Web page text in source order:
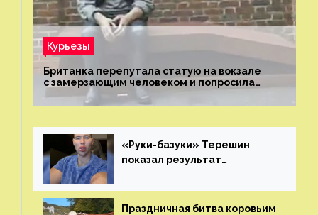
Курьезы
Британка перепутала статую на вокзале
с замерзающим человеком и попросила
о помощи
«Руки-базуки» Терешин
показал результат
Праздничная битва коровьим